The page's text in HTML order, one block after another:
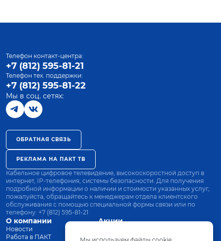
О компании
Новости
Работа в ПАКТ
Акции
Оплата
Телефон контакт-центра:
+7 (812) 595-81-21
Телефон тех. поддержки:
+7 (812) 595-81-22
Мы в соц. сетях:
ОБРАТНАЯ СВЯЗЬ
РЕКЛАМА НА ПАКТ ТВ
Кабельное цифровое телевидение, высокоскоростной доступ в
интернет, IP-телефония, системы безопасности. Для получения
подробной информации о наличии и стоимости указанных услуг,
пожалуйста, обращайтесь к менеджерам отдела клиентского
обслуживания с помощью специальной формы связи или по
телефону: +7 (812) 595-81-21